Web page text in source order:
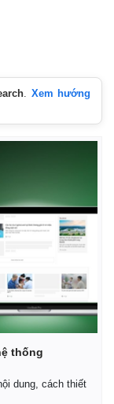
. Xem hướng
thống
dung, cách thiết